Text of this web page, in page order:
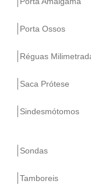
Porta Ossos
Réguas
Saca Prótese
Sindesmótomos
Sondas
Tamboreis